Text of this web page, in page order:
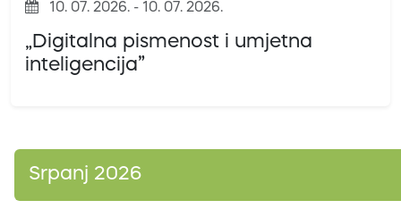
10. 07. 2026. - 10. 07. 2026.
„Digitalna pismenost i umjetna
inteligencija”
Srpanj 2026